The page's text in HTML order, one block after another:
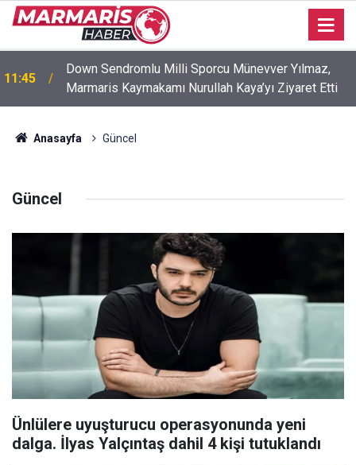
11:45
Down Sendromlu Milli Sporcu Münevver Yılmaz,
Marmaris Kaymakamı Nurullah Kaya’yı Ziyaret Etti
Anasayfa Güncel
Güncel
Ünlülere uyuşturucu operasyonunda yeni
dalga. İlyas Yalçıntaş dahil 4 kişi tutuklandı